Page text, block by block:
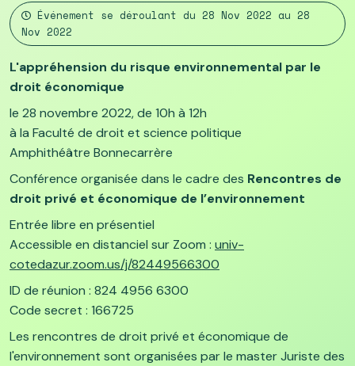
Événement se déroulant du 28 Nov 2022 au 28
Nov 2022
L'appréhension du risque environnemental par le
droit économique
le 28 novembre 2022, de 10h à 12h
à la Faculté de droit et science politique
Amphithéâtre Bonnecarrère
Conférence organisée dans le cadre des Rencontres de
droit privé et économique de l’environnement
Entrée libre en présentiel
Accessible en distanciel sur Zoom : univ-
cotedazur.zoom.us/j/82449566300
ID de réunion : 824 4956 6300
Code secret : 166725
Les rencontres de droit privé et économique de
l'environnement sont organisées par le master Juriste des